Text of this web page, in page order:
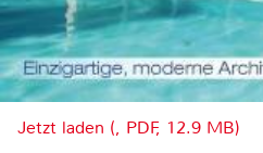
Jetzt laden (, PDF, 12.9 MB)